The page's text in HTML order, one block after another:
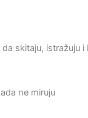
skitaju, istražuju i
ne miruju